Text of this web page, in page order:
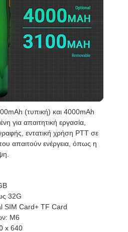
(τυπική) και 4000mAh
για απαιτητική εργασία,
εντατική χρήση PTT σε
απαιτούν ενέργεια, όπως η
32G
SIM Card+ TF Card
M6
x 640